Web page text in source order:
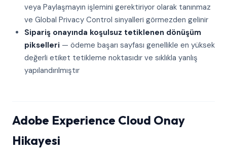
veya Paylaşmayın işlemini gerektiriyor olarak tanınmaz
ve Global Privacy Control sinyalleri görmezden gelinir
Sipariş onayında koşulsuz tetiklenen dönüşüm
pikselleri — ödeme başarı sayfası genellikle en yüksek
değerli etiket tetikleme noktasıdır ve sıklıkla yanlış
yapılandırılmıştır
Adobe Experience Cloud Onay
Hikayesi